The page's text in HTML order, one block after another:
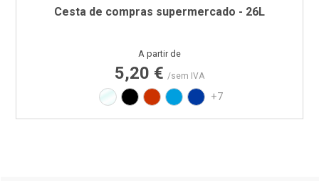
Cesta de compras supermercado - 26L
Preço
A partir de
5,20 € /sem IVA
Translúcido
Preto Vermelho RAL3020
Azul PAN 299C
Azul PAN 293C
+7